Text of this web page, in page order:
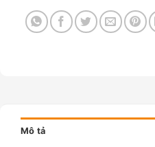
Mô tả